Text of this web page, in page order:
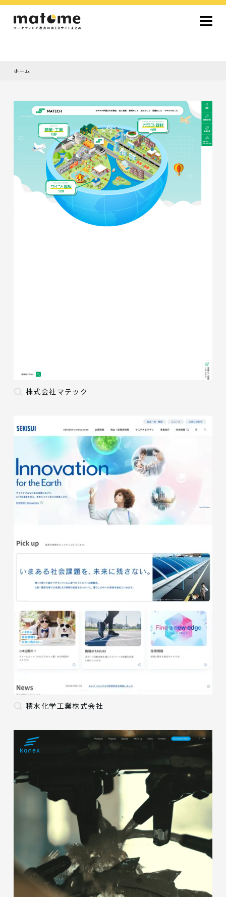
採用サイト
コーポレートサイト
オウンドメディア
ランディングページ
サービスサイト
Design
デザインから探す
シンプルデザイン
クール・モダン
ナチュラル・温もり系
和風・ジャパニーズ
雑誌風・エディトリアル
イラスト
ミニマルデザイン
タイポグラフィ重視
グラデーション
高級感・ラグジュアリー
グリッドデザイン
フラットデザイン
モーション・アニメーション
テクスチャ・素材感
シングルページ
Color
色から探す
カラフル・多色
シルバー・銀色
ゴールド・金色
パープル・紫色
ブラウン・茶色
グリーン・緑色
ブルー・青色
イエロー・黄色
オレンジ・橙色
レッド・赤色
ピンク・桃色
グレー・灰色
ブラック・黒色
ホワイト・白色
ライトブルー・水色
ネイビー・紺色
Service
ファッション・トレンド
デザイン・ブランディング
働き方・組織文化・価値観
NPO・自治体・行政
銀行・金融・フィンテック
健康・フィットネス
車・バイク・乗り物
建築・不動産・空間デザイン
文化・伝統・アート
クリエイティブ・マーケティング
教育・子育て・スクール
レストラン・飲食・ウェディング
旅行・観光・ホテル・旅館
医療・介護・ヘルスケア
音楽・映像・エンタメ
IT・ツール・アプリ
コンサルティング・投資
土木・建設・インフラ整備
デジタルマーケティング・広告
製薬・バイオテクノロジー
ホーム
株式会社マテック
積水化学工業株式会社